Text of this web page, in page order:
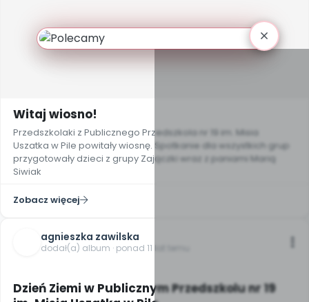
Witaj wiosno!
Przedszkolaki z Publicznego Przedszkola nr 19 im. Misia
Uszatka w Pile powitały wiosnę. Spotkanie dla wszystkich grup
przygotowały dzieci z grupy Zajączki wraz z paniami Marią
Siwiak
Zobacz więcej
agnieszka zawilska
dodał(a) album · ponad 11 lat temu
Dzień Ziemi w Publicznym Przedszkolu nr 19